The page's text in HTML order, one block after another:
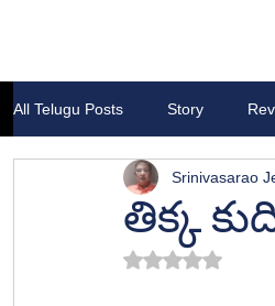
All Telugu Posts Story
తిక్క
Srinivasarao
Rated NaN